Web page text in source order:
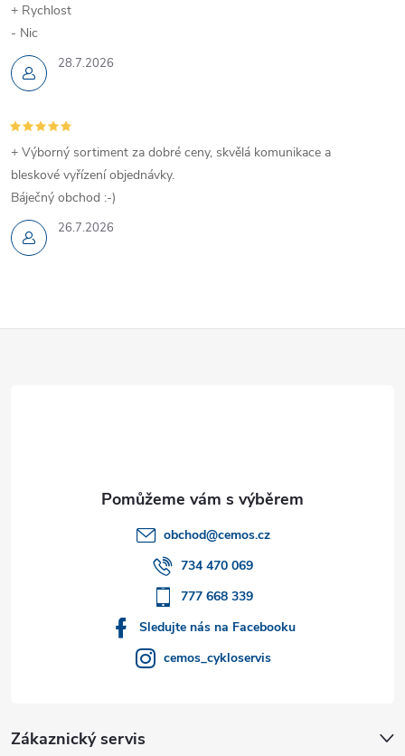
28.7.2026
+ Rychlost
- Nic
26.7.2026
+ Výborný sortiment za dobré ceny, skvělá komunikace a
bleskové vyřízení objednávky.
Báječný obchod :-)
obchod@cemos.cz
734 470 069
777 668 339
Sledujte nás na Facebooku
cemos_cykloservis
Zákaznický servis